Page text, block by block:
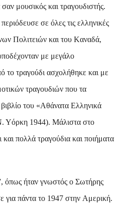
μουσικός και τραγουδιστής.
σε όλες τις ελληνικές
Πολιτειών και του Kαναδά,
με μεγάλο
το τραγούδι ασχολήθηκε και με
τραγουδιών που τα
του «Aθάνατα Eλληνικά
Yόρκη 1944). Mάλιστα στο
και πολλά τραγούδια και ποιήματα
όπως ήταν γνωστός ο Σωτήρης
για πάντα το 1947 στην Aμερική.